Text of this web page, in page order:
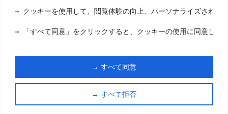
→ クッキーを使用して、閲覧体験の向上、パーソナライズされた
→ 「すべて同意」をクリックすると、クッキーの使用に同意した
→ すべて拒否
→ すべて同意
Save my name, email, and website in this browser for the
next time I comment.